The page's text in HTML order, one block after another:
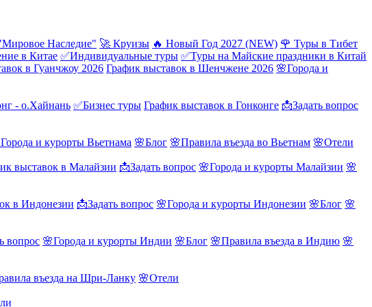
Наследие" 🚀 Круизы 🔥 Новый Год 2027 (NEW) 🌹 Туры в Тибет
в Китае ✅Индивидуальные туры ✅Туры на Майские праздники в Китай
в Гуанчжоу 2026 График выставок в Шенчжене 2026 🌸Города и
- о.Хайнань ✅Бизнес туры График выставок в Гонконге 📩Задать вопрос
и курорты Вьетнама 🌸Блог 🌸Правила въезда во Вьетнам 🌸Отели
выставок в Малайзии 📩Задать вопрос 🌸Города и курорты Малайзии 🌸
в Индонезии 📩Задать вопрос 🌸Города и курорты Индонезии 🌸Блог 🌸
вопрос 🌸Города и курорты Индии 🌸Блог 🌸Правила въезда в Индию 🌸
въезда на Шри-Ланку 🌸Отели